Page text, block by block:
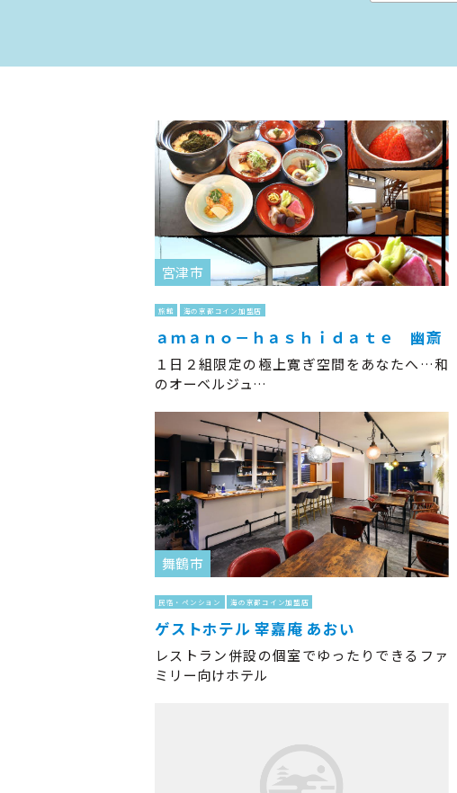
宮津市
旅館 海の京都コイン加盟店
ａｍａｎｏ－ｈａｓｈｉｄａｔｅ 幽斎
１日２組限定の極上寛ぎ空間をあなたへ…和
のオーベルジュ…
舞鶴市
民宿・ペンション 海の京都コイン加盟店
ゲストホテル 宰嘉庵 あおい
レストラン併設の個室でゆったりできるファ
ミリー向けホテル